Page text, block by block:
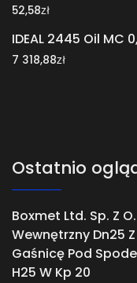
52,58zł
IDEAL 2445 Oil MC
7 318,88zł
Ostatnio
Boxmet Ltd. Sp. Z
Wewnętrzny Dn25
Gaśnicę Pod
H25 W Kp 20